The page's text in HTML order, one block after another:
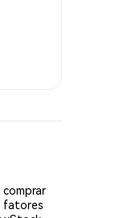
comprar
fatores